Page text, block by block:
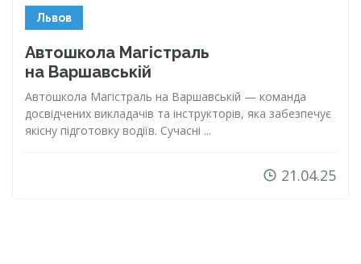
Львов
Автошкола Магістраль
на Варшавській
Автошкола Магістраль на Варшавській — команда
досвідчених викладачів та інструкторів, яка забезпечує
якісну підготовку водіїв. Сучасні ...
21.04.25